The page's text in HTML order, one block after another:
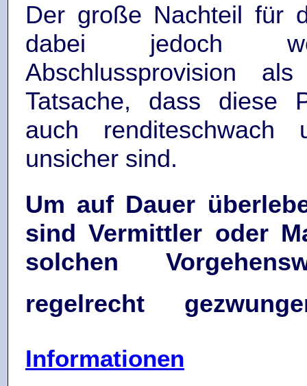
Der große Nachteil für
dabei jedoch
Abschlussprovision
Tatsache, dass diese
auch renditeschwach
unsicher sind.
Um auf Dauer
sind Vermittler oder
solchen
regelrecht
Informationen